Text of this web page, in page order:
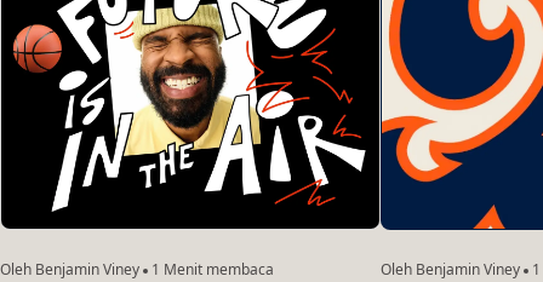
Oleh Benjamin Viney 1 Menit membaca Oleh Benjamin Viney 1